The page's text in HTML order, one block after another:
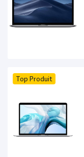
Top Produit